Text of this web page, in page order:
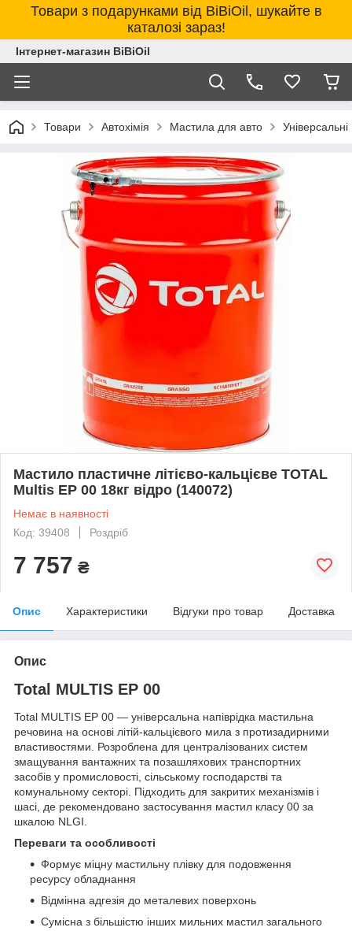
Товари з подарунками від BiBiOil, шукайте в
каталозі зараз!
Інтернет-магазин BiBiOil
Товари Автохімія Мастила для авто
Мастило пластичне літієво-кальцієве TOTAL
Multis EP 00 18кг відро (140072)
Немає в наявності
Код: 39408
Роздріб
7 757 ₴
Опис Характеристики Відгуки про товар Доставка
Опис
Total MULTIS EP 00
Total MULTIS EP 00 — універсальна напіврідка мастильна
речовина на основі літій-кальцієвого мила з протизадирними
властивостями. Розроблена для централізованих систем
змащування вантажних та позашляхових транспортних
засобів у промисловості, сільському господарстві та
комунальному секторі. Підходить для закритих механізмів і
шасі, де рекомендовано застосування мастил класу 00 за
шкалою NLGI.
Переваги та особливості
Формує міцну мастильну плівку для подовження
ресурсу обладнання
Відмінна адгезія до металевих поверхонь
Сумісна з більшістю інших мильних мастил загального